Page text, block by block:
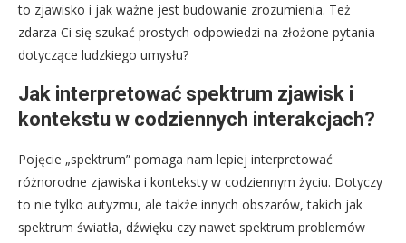
to zjawisko i jak ważne jest budowanie zrozumienia. Też
zdarza Ci się szukać prostych odpowiedzi na złożone pytania
dotyczące ludzkiego umysłu?
Jak interpretować spektrum zjawisk i
kontekstu w codziennych interakcjach?
Pojęcie „spektrum” pomaga nam lepiej interpretować
różnorodne zjawiska i konteksty w codziennym życiu. Dotyczy
to nie tylko autyzmu, ale także innych obszarów, takich jak
spektrum światła, dźwięku czy nawet spektrum problemów